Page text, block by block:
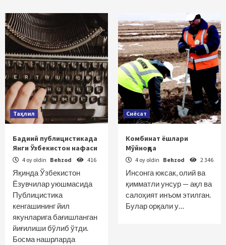
Таҳлил
Бадиий публицистикада
Янги Ўзбекистон нафаси
4 oy oldin Behzod 416
Яқинда Ўзбекистон
Ёзувчилар уюшмасида
Публицистика
кенгашининг йил
якунларига бағишланган
йиғилиши бўлиб ўтди.
Босма нашрларда
Сиёсат
Комбинат ёшлари
Мўйноқда
4 oy oldin Behzod 2 346
Инсонга юксак, олий ва
қимматли унсур — ақл ва
салоҳият инъом этилган.
Булар орқали у…